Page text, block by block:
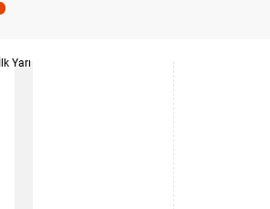
İlk Yarı